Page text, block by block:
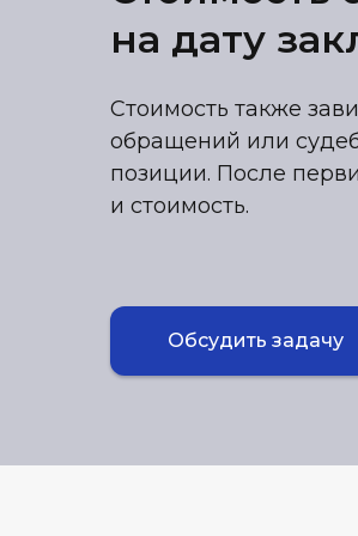
на дату
Стоимость также
обращений или
позиции. После
и стоимость.
Обсудить задачу